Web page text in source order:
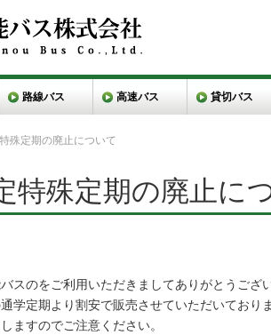
路線バス 高速バス 貸切バス
殊定期の廃止について
特殊定期の廃止に
スのをご利用いただきましてありがとうござい
学定期より割安で販売させていただいており
ますのでご注意ください。